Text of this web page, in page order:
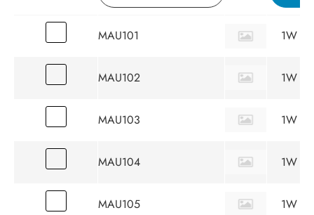
MAU101 1W
MAU102 1W
MAU103 1W
MAU104 1W
MAU105 1W